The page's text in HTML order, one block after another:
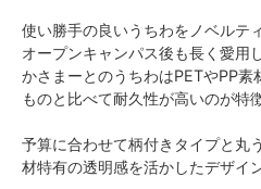
使い勝手の良いうちわをノベルテ
オープンキャンパス後も長く愛用
かさまーとのうちわはPETやPP
ものと比べて耐久性が高いのが特
予算に合わせて柄付きタイプと丸
材特有の透明感を活かしたデザイ